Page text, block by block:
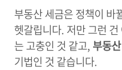
부동산 세금은 정책이 바
헷갈립니다. 저만 그런
는 고충인 것 같고, 부동
기법인 것 같습니다.